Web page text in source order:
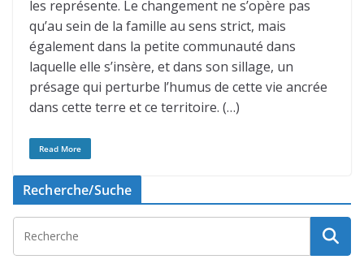
les représente. Le changement ne s’opère pas
qu’au sein de la famille au sens strict, mais
également dans la petite communauté dans
laquelle elle s’insère, et dans son sillage, un
présage qui perturbe l’humus de cette vie ancrée
dans cette terre et ce territoire. (…)
Read More
Recherche/Suche